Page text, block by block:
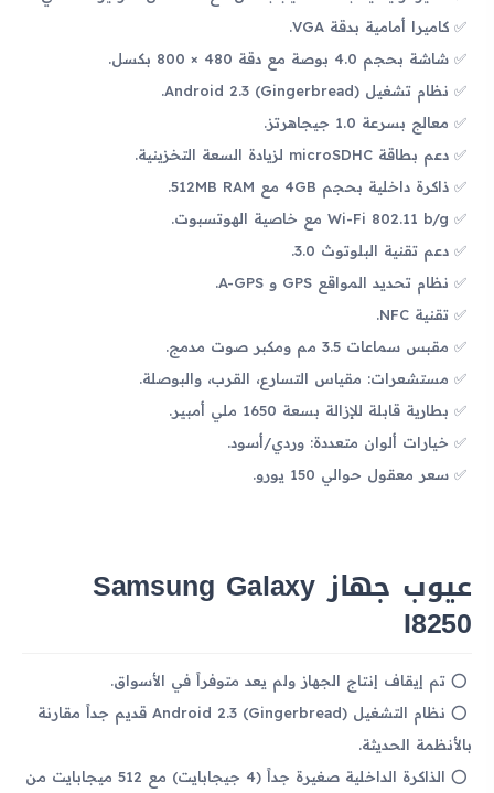
كاميرا أمامية بدقة VGA.
شاشة بحجم 4.0 بوصة مع دقة 480 × 800 بكسل.
نظام تشغيل Android 2.3 (Gingerbread).
معالج بسرعة 1.0 جيجاهرتز.
دعم بطاقة microSDHC لزيادة السعة التخزينية.
ذاكرة داخلية بحجم 4GB مع 512MB RAM.
Wi-Fi 802.11 b/g مع خاصية الهوتسبوت.
دعم تقنية البلوتوث 3.0.
نظام تحديد المواقع GPS و A-GPS.
تقنية NFC.
مقبس سماعات 3.5 مم ومكبر صوت مدمج.
مستشعرات: مقياس التسارع، القرب، والبوصلة.
بطارية قابلة للإزالة بسعة 1650 ملي أمبير.
خيارات ألوان متعددة: وردي/أسود.
سعر معقول حوالي 150 يورو.
عيوب جهاز Samsung Galaxy
I8250
تم إيقاف إنتاج الجهاز ولم يعد متوفراً في الأسواق.
نظام التشغيل Android 2.3 (Gingerbread) قديم جداً مقارنة
بالأنظمة الحديثة.
الذاكرة الداخلية صغيرة جداً (4 جيجابايت) مع 512 ميجابايت من